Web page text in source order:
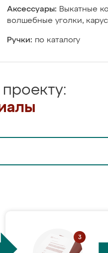
Аксессуары: Выкатные
волшебные уголки,
Ручки: по каталогу